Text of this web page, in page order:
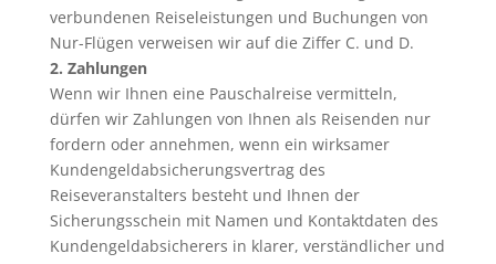
verbundenen Reiseleistungen und Buchungen von
Nur-Flügen verweisen wir auf die Ziffer C. und D.
2. Zahlungen
Wenn wir Ihnen eine Pauschalreise vermitteln,
dürfen wir Zahlungen von Ihnen als Reisenden nur
fordern oder annehmen, wenn ein wirksamer
Kundengeldabsicherungsvertrag des
Reiseveranstalters besteht und Ihnen der
Sicherungsschein mit Namen und Kontaktdaten des
Kundengeldabsicherers in klarer, verständlicher und